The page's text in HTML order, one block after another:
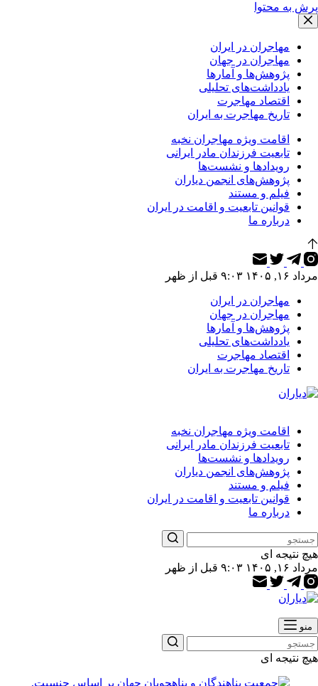
پرش به محتوا
مهاجران در ایران
مهاجران در جهان
پژوهش‌ها و آمارها
یادداشت‌های تحلیلی
اقتصاد مهاجرت
تاریخ مهاجرت به ایران
اقامت ویژه مهاجران نخبه
تابعیت فرزندان مادر ایرانی
رویدادها و نشست‌ها
پژوهش‌های انجمن دیاران
فیلم و مستند
قوانین تابعیت و اقامت در ایران
درباره ما
مرداد ۱۶, ۱۴۰۵ ۹:۰۳ قبل از ظهر
مهاجران در ایران
مهاجران در جهان
پژوهش‌ها و آمارها
یادداشت‌های تحلیلی
اقتصاد مهاجرت
تاریخ مهاجرت به ایران
اقامت ویژه مهاجران نخبه
تابعیت فرزندان مادر ایرانی
رویدادها و نشست‌ها
پژوهش‌های انجمن دیاران
فیلم و مستند
قوانین تابعیت و اقامت در ایران
درباره ما
هیچ نتیجه ای
مرداد ۱۶, ۱۴۰۵ ۹:۰۳ قبل از ظهر
منو
هیچ نتیجه ای